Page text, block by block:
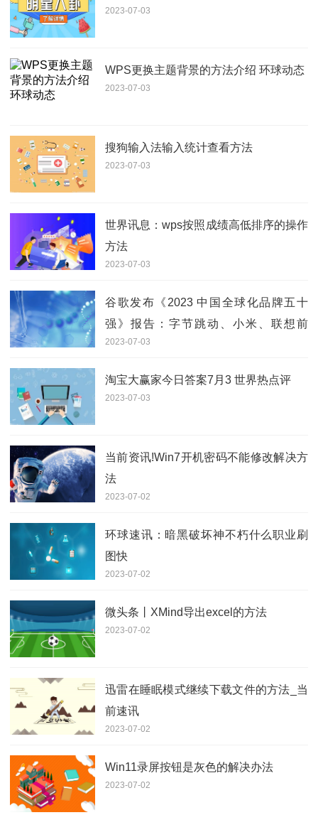
2023-07-03
WPS更换主题背景的方法介绍 环球动态
2023-07-03
搜狗输入法输入统计查看方法
2023-07-03
世界讯息：wps按照成绩高低排序的操作
方法
2023-07-03
谷歌发布《2023 中国全球化品牌五十
强》报告：字节跳动、小米、联想前
三，华为第六-天天快报
2023-07-03
淘宝大赢家今日答案7月3 世界热点评
2023-07-03
当前资讯!Win7开机密码不能修改解决方
法
2023-07-02
环球速讯：暗黑破坏神不朽什么职业刷
图快
2023-07-02
微头条丨XMind导出excel的方法
2023-07-02
迅雷在睡眠模式继续下载文件的方法_当
前速讯
2023-07-02
Win11录屏按钮是灰色的解决办法
2023-07-02